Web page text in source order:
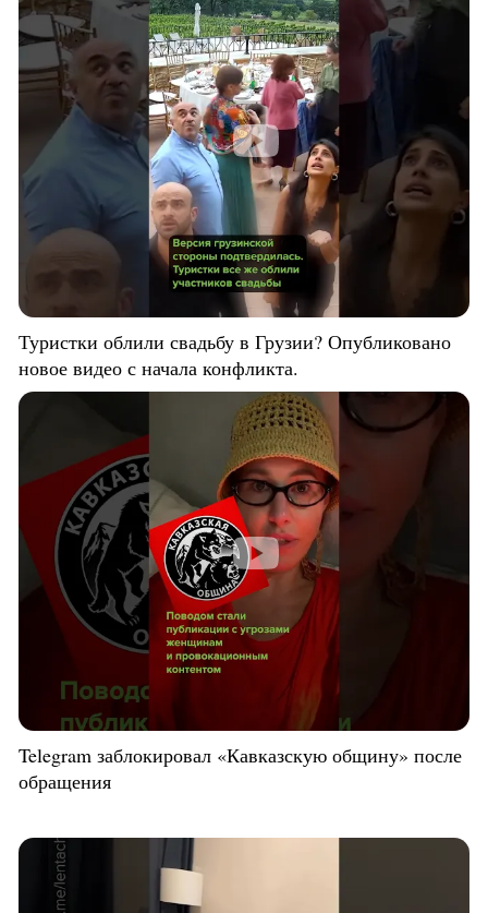
Туристки облили свадьбу в Грузии? Опубликовано
новое видео с начала конфликта.
Telegram заблокировал «Кавказскую общину» после
обращения